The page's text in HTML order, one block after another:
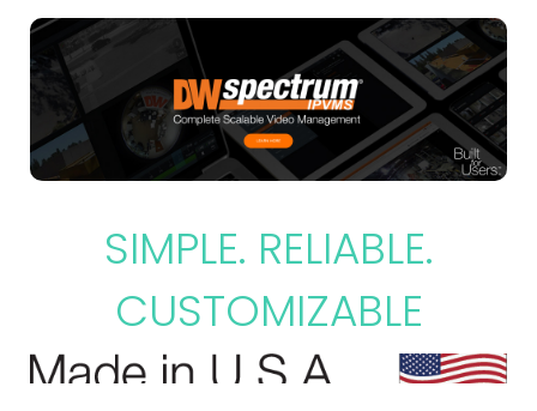
SIMPLE. RELIABLE.
CUSTOMIZABLE